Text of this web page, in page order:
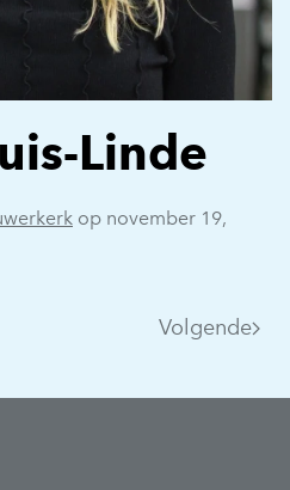
Linde
op november 19,
Volgende